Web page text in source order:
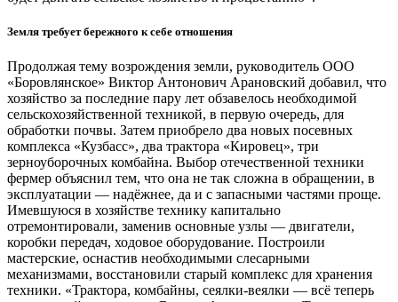
Земля требует бережного к себе отношения
Продолжая тему возрождения земли, руководитель ООО
«Боровлянское» Виктор Антонович Арановский добавил, что
хозяйство за последние пару лет обзавелось необходимой
сельскохозяйственной техникой, в первую очередь, для
обработки почвы. Затем приобрело два новых посевных
комплекса «Кузбасс», два трактора «Кировец», три
зерноуборочных комбайна. Выбор отечественной техники
фермер объяснил тем, что она не так сложна в обращении, в
эксплуатации — надёжнее, да и с запасными частями проще.
Имевшуюся в хозяйстве технику капитально
отремонтировали, заменив основные узлы — двигатели,
коробки передач, ходовое оборудование. Построили
мастерские, оснастив необходимыми слесарными
механизмами, восстановили старый комплекс для хранения
техники. «Трактора, комбайны, сеялки-веялки — всё теперь